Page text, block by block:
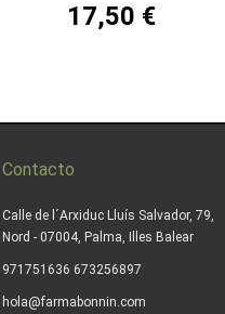
17,50 €
Contacto
Calle de l´Arxiduc Lluís Salvador, 79,
Nord - 07004, Palma, Illes Balear
971751636 673256897
hola@farmabonnin.com